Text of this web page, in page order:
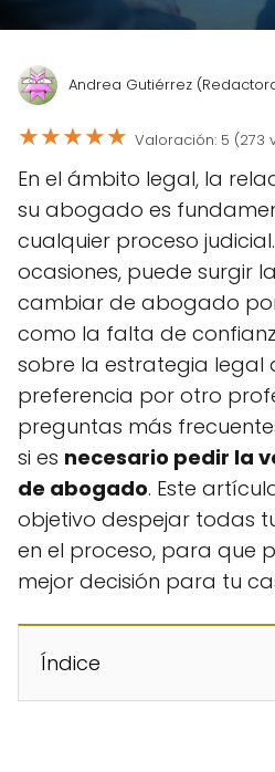
Andrea Gutiérrez
★★★★★ Valoración: 5 (273
En el ámbito legal, la
su abogado es
cualquier proceso
ocasiones, puede surgir
cambiar de abogado
como la falta de
sobre la estrategia legal
preferencia por otro
preguntas más
si es necesario pedir la
de abogado. Este
objetivo despejar todas
en el proceso, para que
mejor decisión para tu
Índice